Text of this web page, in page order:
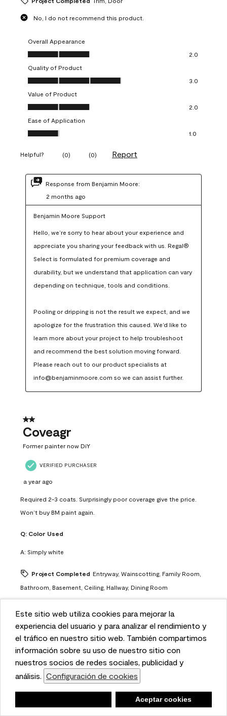
This website uses cookies to enhance user experience
and to analyze performance and traffic on our website.
We also share information about your use of our site
with our social media, advertising, and analytics
partners. Cookie Settings
Accept Cookies
Este sitio web utiliza cookies para mejorar la
experiencia del usuario y para analizar el rendimiento y
el tráfico en nuestro sitio web. También compartimos
información sobre su uso de nuestro sitio con
nuestros socios de redes sociales, publicidad y
análisis. Configuración de cookies
Aceptar cookies
No, I do not recommend this product.
Overall Appearance
Overall Appearance, 2.0 out of 5
2.0
Quality of Product
Quality of Product, 3.0 out of 5
3.0
Value of Product
Value of Product, 2.0 out of 5
2.0
Ease of Application
Ease of Application, 1.0 out of 5
1.0
Helpful? (0) (0) Report
Response from Benjamin Moore:
2 months ago
Benjamin Moore Support
Hello, we’re sorry to hear about your experience and
appreciate you sharing your feedback with us. Regal®
Select is formulated for premium coverage and
durability, but we understand that application can vary
depending on technique, tools and conditions.
Pooling or dripping is not the result we expect, and we
apologize for the frustration this caused. We’d like to
learn more about your project to help troubleshoot
and recommend the best solution moving forward.
Please reach out to our product specialists at
info@benjaminmoore.com so we can assist further.
2 out of 5 stars.
Coveagr
Former painter now DiY
VERIFIED PURCHASER
a year ago
Required 2-3 coats. Surprisingly poor coverage give the price.
Won’t buy BM paint again.
Q: Color Used
A: Simply white
Project Completed Entryway, Wainscotting, Family Room,
Bathroom, Basement, Ceiling, Hallway, Dining Room
Overall Appearance
Overall Appearance, 3.0 out of 5
3.0
Quality of Product
Quality of Product, 3.0 out of 5
Value of Product
Value of Product, 2.0 out of 5
2.0
Ease of Application